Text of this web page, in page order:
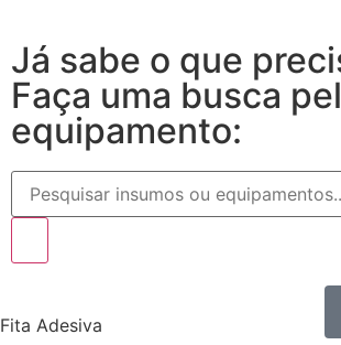
Já sabe o que
Faça uma busca
equipamento:
Fita Adesiva